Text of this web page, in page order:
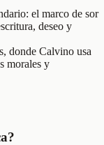
el marco de sor
deseo y
donde Calvino usa
morales y